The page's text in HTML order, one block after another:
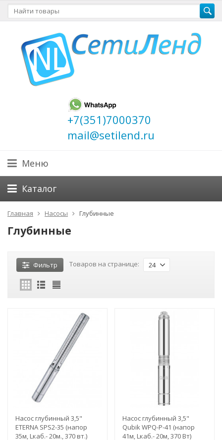
+7(351)7000370
mail@setilend.ru
Меню
Каталог
Главная Насосы Глубинные
Глубинные
Фильтр Товаров на странице: 24
Насос глубинный 3,5"
ETERNA SPS2-35 (напор
35м, Lкаб.- 20м., 370 вт.)
Насос глубинный 3,5"
Qubik WPQ-P-41 (напор
41м, Lкаб.- 20м, 370 Вт)